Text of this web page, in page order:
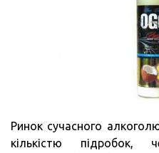
Ринок сучасного
кількістю